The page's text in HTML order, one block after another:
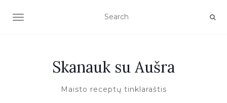
TOGGLE NAVIGATION
Skanauk su Aušra
Maisto receptų tinklaraštis